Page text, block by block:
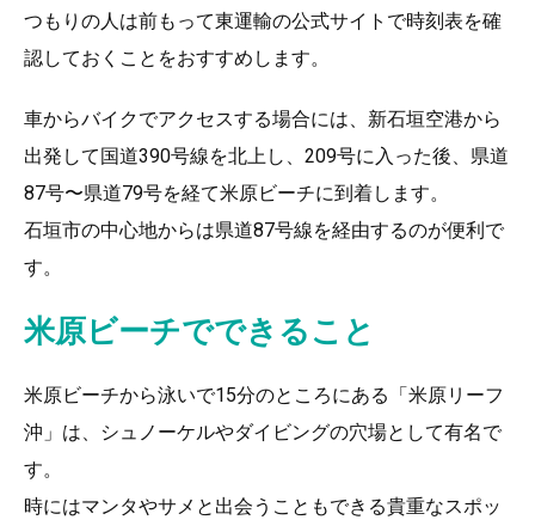
つもりの人は前もって東運輸の公式サイトで時刻表を確
認しておくことをおすすめします。
車からバイクでアクセスする場合には、新石垣空港から
出発して国道390号線を北上し、209号に入った後、県道
87号〜県道79号を経て米原ビーチに到着します。
石垣市の中心地からは県道87号線を経由するのが便利で
す。
米原ビーチでできること
米原ビーチから泳いで15分のところにある「米原リーフ
沖」は、シュノーケルやダイビングの穴場として有名で
す。
時にはマンタやサメと出会うこともできる貴重なスポッ